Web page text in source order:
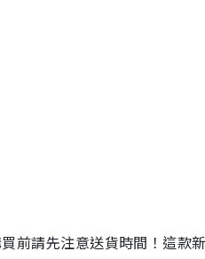
前請先注意送貨時間！這款